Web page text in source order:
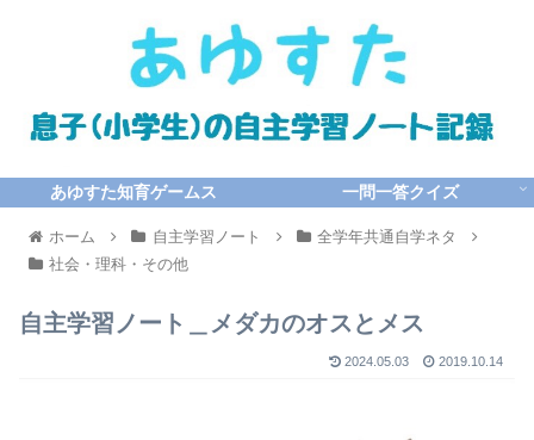
あゆすた知育ゲームス 一問一答クイズ
ホーム 自主学習ノート
全学年共通自学ネタ
社会・理科・その他
自主学習ノート＿メダカのオスとメス
2024.05.03 2019.10.14